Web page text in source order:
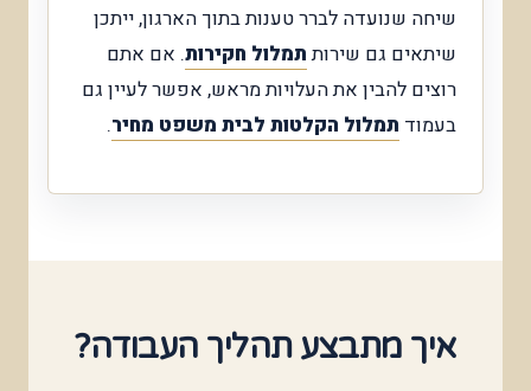
שיחה שנועדה לברר טענות בתוך הארגון, ייתכן
שיתאים גם שירותתמלול חקירות. אם אתם
רוצים להבין את העלויות מראש, אפשר לעיין גם
בעמוד תמלול הקלטות לבית משפט מחיר.
איך מתבצע תהליך העבודה?